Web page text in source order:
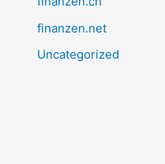
finanzen.net
Uncategorized